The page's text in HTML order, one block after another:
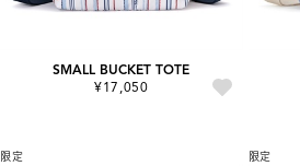
SMALL BUCKET TOTE
¥17,050
限定 限定